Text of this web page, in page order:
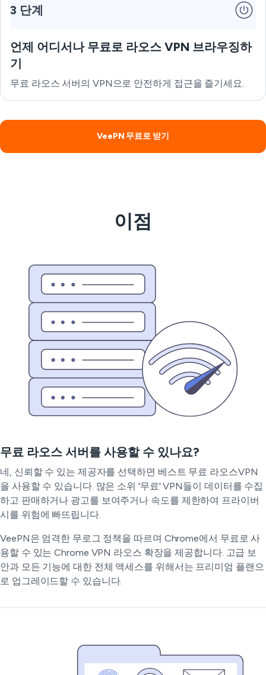
3 단계
언제 어디서나 무료로 라오스 VPN 브라우징하
기
무료 라오스 서버의 VPN으로 안전하게 접근을 즐기세요.
VeePN 무료로 받기
이점
무료 라오스 서버를 사용할 수 있나요?
네, 신뢰할 수 있는 제공자를 선택하면 베스트 무료 라오스VPN
을 사용할 수 있습니다. 많은 소위 '무료' VPN들이 데이터를 수집
하고 판매하거나 광고를 보여주거나 속도를 제한하여 프라이버
시를 위험에 빠뜨립니다.
VeePN은 엄격한 무로그 정책을 따르며 Chrome에서 무료로 사
용할 수 있는 Chrome VPN 라오스 확장을 제공합니다. 고급 보
안과 모든 기능에 대한 전체 액세스를 위해서는 프리미엄 플랜으
로 업그레이드할 수 있습니다.